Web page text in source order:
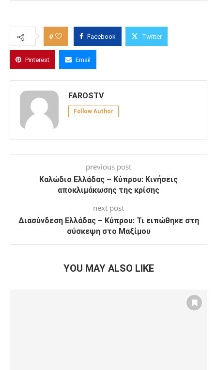
0 Facebook Twitter
Pinterest Email
FAROSTV
Follow Author
previous post
Καλώδιο Ελλάδας – Κύπρου: Κινήσεις
αποκλιμάκωσης της κρίσης
next post
Διασύνδεση Ελλάδας – Κύπρου: Τι ειπώθηκε στη
σύσκεψη στο Μαξίμου
YOU MAY ALSO LIKE